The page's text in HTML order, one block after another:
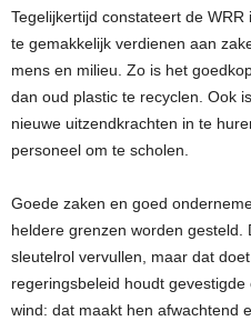
Tegelijkertijd constateert de
te gemakkelijk verdienen aan
mens en milieu. Zo is het
dan oud plastic te recyclen. Ook
nieuwe uitzendkrachten in te
personeel om te scholen.
Goede zaken en goed
heldere grenzen worden gesteld.
sleutelrol vervullen, maar dat
regeringsbeleid houdt
wind: dat maakt hen afwachtend